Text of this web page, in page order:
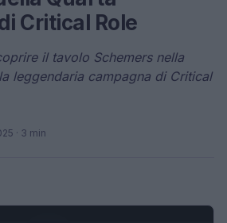
Critical Role
il tavolo Schemers nella
leggendaria campagna di Critical
· 3 min